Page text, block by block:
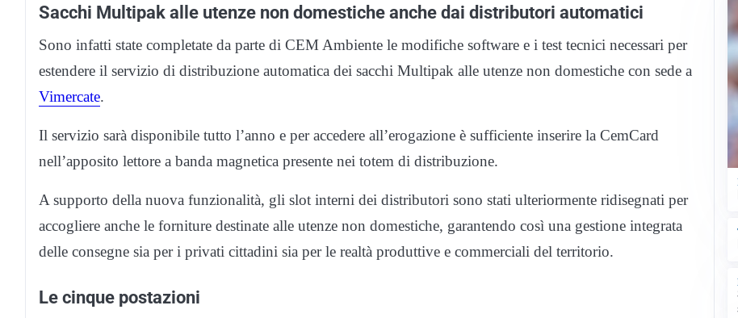
Sacchi Multipak alle utenze non domestiche anche dai distributori automatici
Sono infatti state completate da parte di CEM Ambiente le modifiche software e i test tecnici necessari per
estendere il servizio di distribuzione automatica dei sacchi Multipak alle utenze non domestiche con sede a
Vimercate.
Il servizio sarà disponibile tutto l’anno e per accedere all’erogazione è sufficiente inserire la CemCard
nell’apposito lettore a banda magnetica presente nei totem di distribuzione.
A supporto della nuova funzionalità, gli slot interni dei distributori sono stati ulteriormente ridisegnati per
accogliere anche le forniture destinate alle utenze non domestiche, garantendo così una gestione integrata
delle consegne sia per i privati cittadini sia per le realtà produttive e commerciali del territorio.
Le cinque postazioni